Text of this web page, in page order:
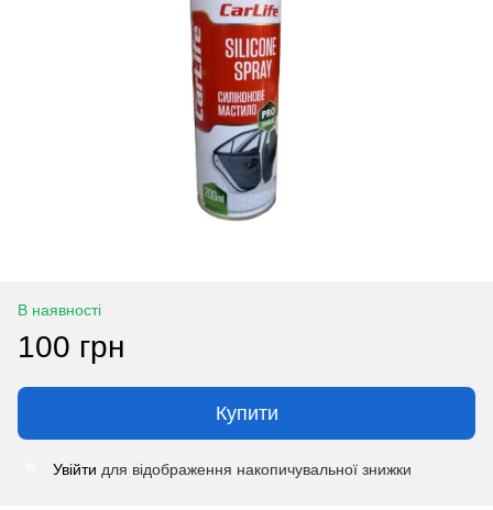
В наявності
100 грн
Купити
Увійти для відображення накопичувальної знижки